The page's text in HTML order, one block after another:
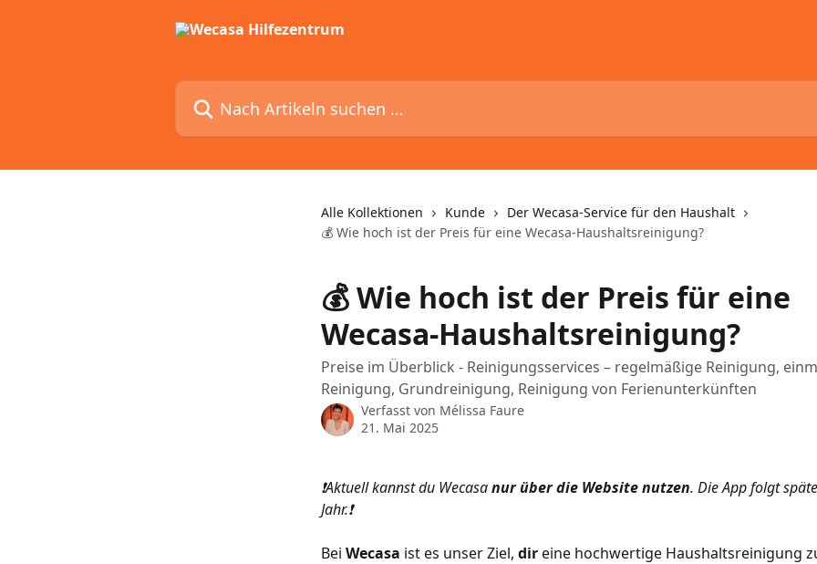
Nach Artikeln suchen …
Alle Kollektionen Kunde
Der Wecasa-Service für den Haushalt
💰 Wie hoch ist der Preis für eine Wecasa-Haushaltsreinigung?
💰 Wie hoch ist der Preis für eine
Wecasa-Haushaltsreinigung?
Preise im Überblick - Reinigungsservices – regelmäßige Reinigung,
Reinigung, Grundreinigung, Reinigung von Ferienunterkünften
Verfasst von Mélissa Faure
21. Mai 2025
❗️Aktuell kannst du Wecasa nur über die Website nutzen. Die App folgt
Jahr.❗️
Bei Wecasa ist es unser Ziel, dir eine hochwertige Haushaltsreinigung